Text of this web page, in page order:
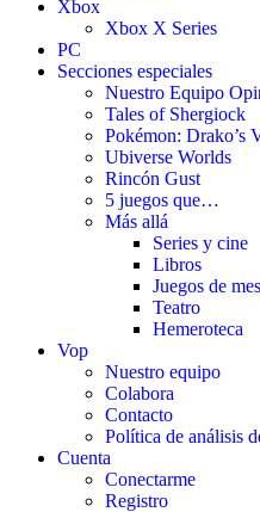
Xbox
Xbox X Series
PC
Secciones especiales
Nuestro Equipo
Tales of Shergiock
Pokémon: Drako’s
Ubiverse Worlds
Rincón Gust
5 juegos que…
Más allá
Series y cine
Libros
Juegos de
Teatro
Hemeroteca
Vop
Nuestro equipo
Colabora
Contacto
Política de análisis
Cuenta
Conectarme
Registro